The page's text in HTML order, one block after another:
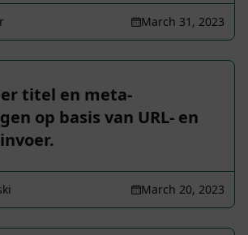
March 31, 2023
titel en meta-
op basis van URL- en
March 20, 2023